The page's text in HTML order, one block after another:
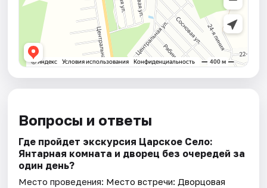
Вопросы и ответы
Где пройдет экскурсия Царское Село:
Янтарная комната и дворец без очередей за
один день?
Место проведения: Место встречи: Дворцовая